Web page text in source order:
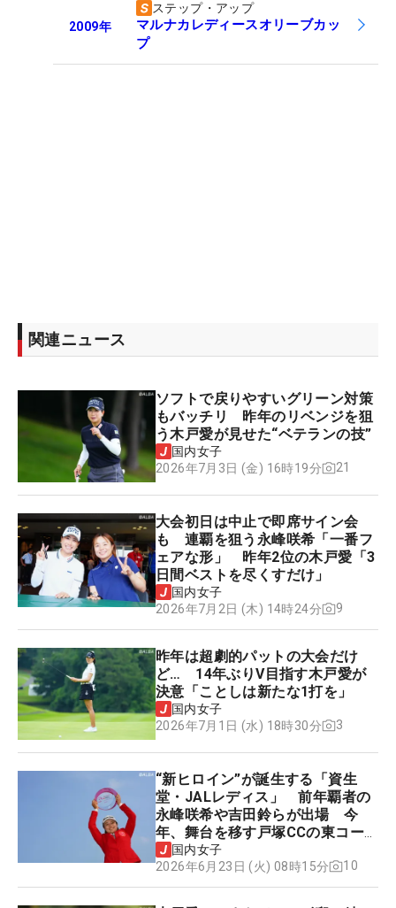
2009年
ステップ・アップ
マルナカレディースオリーブカッ
プ
関連ニュース
ソフトで戻りやすいグリーン対策
もバッチリ 昨年のリベンジを狙
う木戸愛が見せた“ベテランの技”
国内女子
2026年7月3日 (金) 16時19分
21
大会初日は中止で即席サイン会
も 連覇を狙う永峰咲希「一番フ
ェアな形」 昨年2位の木戸愛「3
日間ベストを尽くすだけ」
国内女子
2026年7月2日 (木) 14時24分
9
昨年は超劇的パットの大会だけ
ど… 14年ぶりV目指す木戸愛が
決意「ことしは新たな1打を」
国内女子
2026年7月1日 (水) 18時30分
3
“新ヒロイン”が誕生する「資生
堂・JALレディス」 前年覇者の
永峰咲希や吉田鈴らが出場 今
年、舞台を移す戸塚CCの東コー
スはどんなコース？
国内女子
2026年6月23日 (火) 08時15分
10